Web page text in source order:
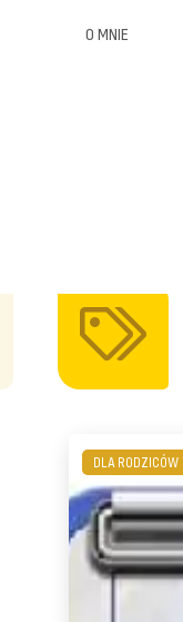
O MNIE
DLA RODZICÓW